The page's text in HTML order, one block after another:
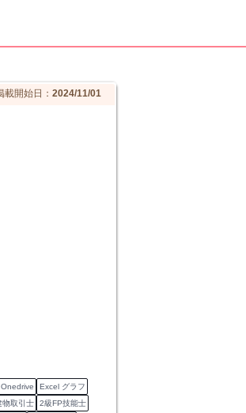
載開始日： 2024/11/01
Excel グラフ
物取引士
2級FP技能士